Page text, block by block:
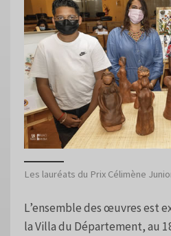
Les lauréats du Prix Célimène
L’ensemble des œuvres est
la Villa du Département, au